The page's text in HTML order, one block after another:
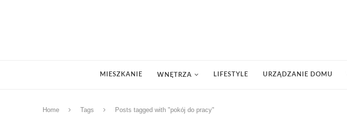
MIESZKANIE WNĘTRZA LIFESTYLE URZĄDZANIE DOMU
Home Tags Posts tagged with "pokój do pracy"